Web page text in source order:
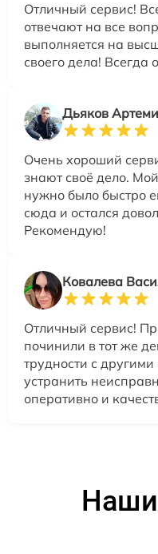
Отличный сервис!
отвечают на все
выполняется на
своего дела!
Дьяков
Очень хороший
знают своё дело.
нужно было быстро
сюда и остался
Рекомендую!
Ковалева
Отличный сервис!
починили в тот же
трудности с
устранить
оперативно и
Наши